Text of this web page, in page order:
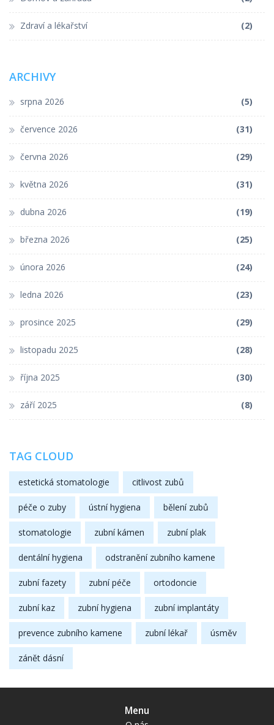
Zdraví a lékařství (2)
ARCHIVY
srpna 2026 (5)
července 2026 (31)
června 2026 (29)
května 2026 (31)
dubna 2026 (19)
března 2026 (25)
února 2026 (24)
ledna 2026 (23)
prosince 2025 (29)
listopadu 2025 (28)
října 2025 (30)
září 2025 (8)
TAG CLOUD
estetická stomatologie citlivost zubů
péče o zuby ústní hygiena bělení zubů
stomatologie zubní kámen zubní plak
dentální hygiena odstranění zubního kamene
zubní fazety zubní péče ortodoncie
zubní kaz zubní hygiena zubní implantáty
prevence zubního kamene zubní lékař úsměv
zánět dásní
Menu